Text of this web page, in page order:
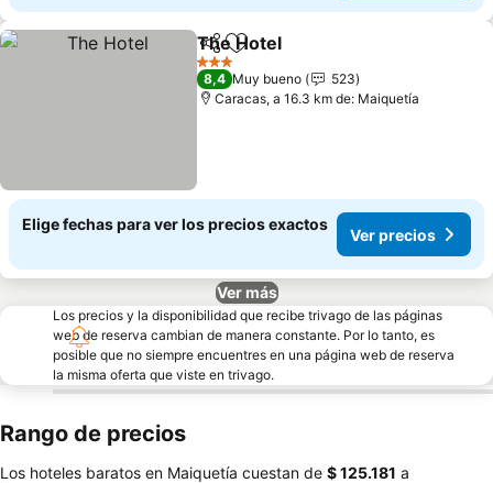
Compartir
Agregar a favoritos
The Hotel
3 Estrellas
8,4 Muy bueno
523
Caracas, a 16.3 km de: Maiquetía
Elige fechas para ver los precios exactos
Ver precios
Ver más
Los precios y la disponibilidad que recibe trivago de las páginas
web de reserva cambian de manera constante. Por lo tanto, es
posible que no siempre encuentres en una página web de reserva
la misma oferta que viste en trivago.
Rango de precios
Los hoteles baratos en Maiquetía cuestan de ‎$ 125.181 a